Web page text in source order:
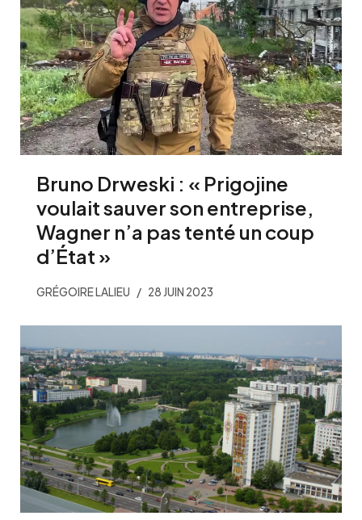
Bruno Drweski : « Prigojine
voulait sauver son entreprise,
Wagner n’a pas tenté un coup
d’État »
GRÉGOIRE LALIEU 28 JUIN 2023